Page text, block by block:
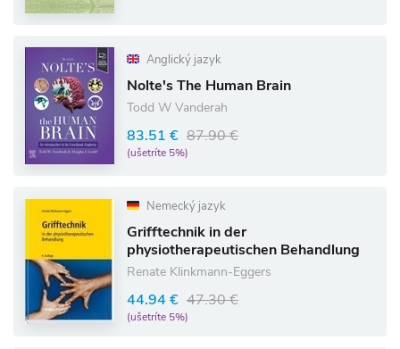
Anglický jazyk
Nolte's The Human Brain
Todd W Vanderah
83.51 € 87.90 €
(ušetríte 5%)
Nemecký jazyk
Grifftechnik in der
physiotherapeutischen Behandlung
Renate Klinkmann-Eggers
44.94 € 47.30 €
(ušetríte 5%)